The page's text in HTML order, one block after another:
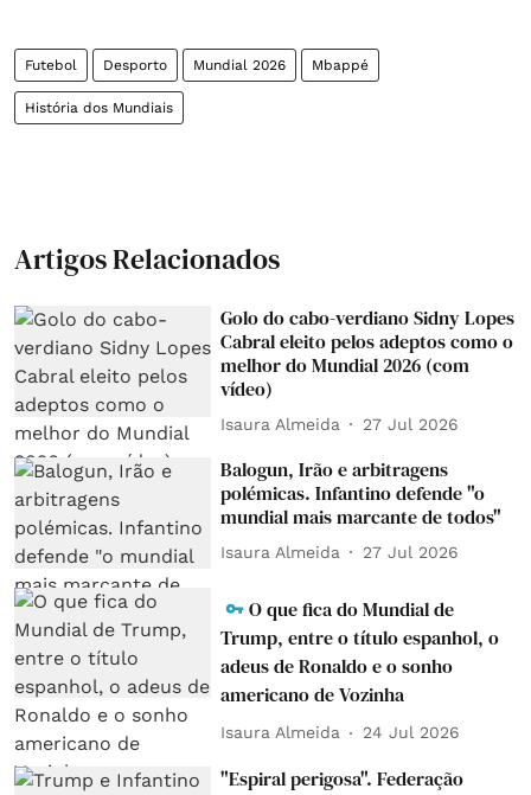
Futebol Desporto Mundial 2026 Mbappé
História dos Mundiais
Artigos Relacionados
Golo do cabo-verdiano Sidny Lopes
Cabral eleito pelos adeptos como o
melhor do Mundial 2026 (com
vídeo)
Isaura Almeida 27 Jul 2026
Balogun, Irão e arbitragens
polémicas. Infantino defende "o
mundial mais marcante de todos"
Isaura Almeida 27 Jul 2026
O que fica do Mundial de
Trump, entre o título espanhol, o
adeus de Ronaldo e o sonho
americano de Vozinha
Isaura Almeida 24 Jul 2026
"Espiral perigosa". Federação